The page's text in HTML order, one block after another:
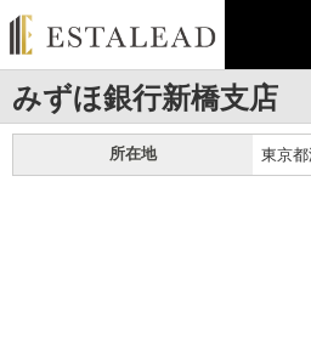
みずほ銀行新橋支店
所在地 東京